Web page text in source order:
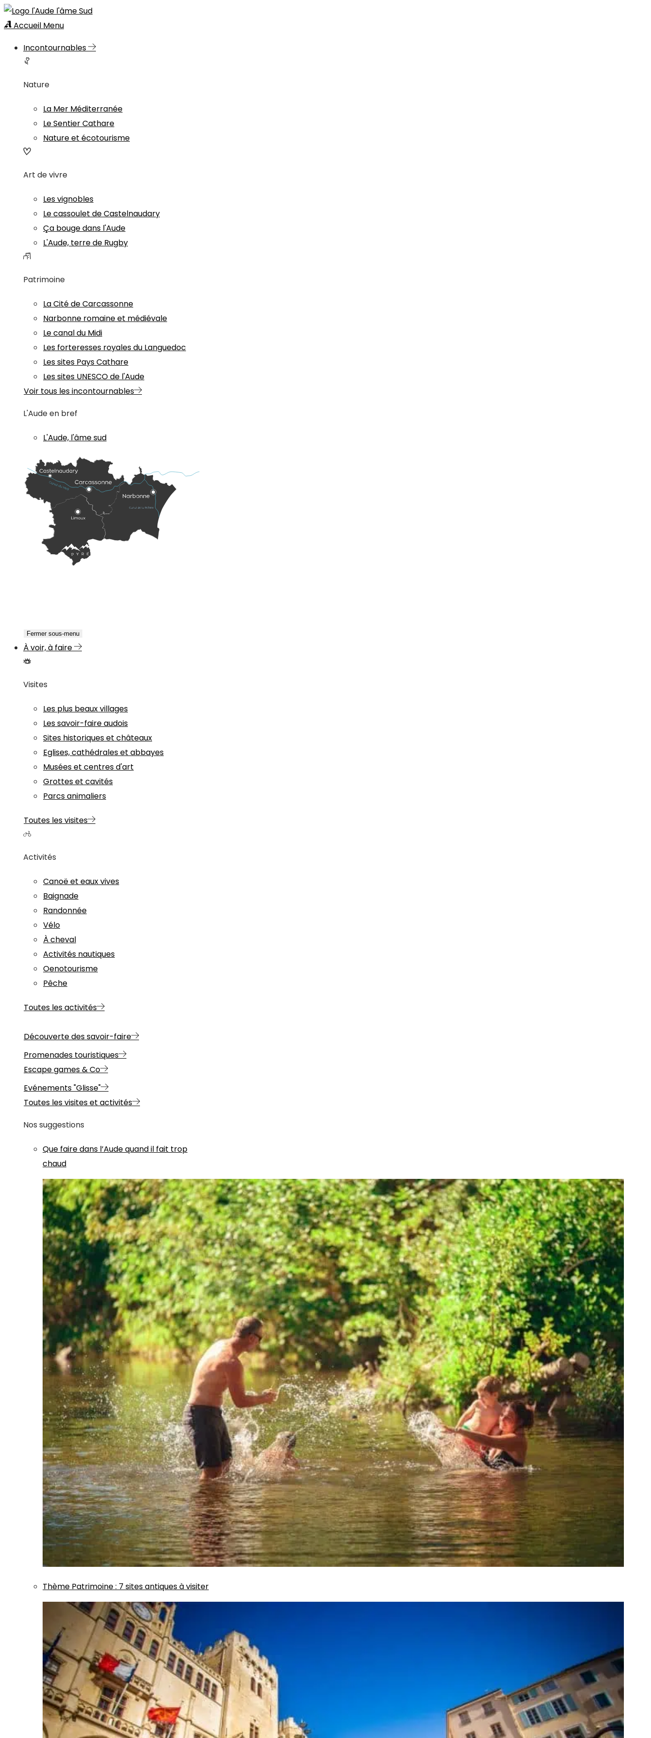
Accueil Menu
Incontournables
Nature
La Mer Méditerranée
Le Sentier Cathare
Nature et écotourisme
Art de vivre
Les vignobles
Le cassoulet de Castelnaudary
Ça bouge dans l'Aude
L'Aude, terre de Rugby
Patrimoine
La Cité de Carcassonne
Narbonne romaine et médiévale
Le canal du Midi
Les forteresses royales du Languedoc
Les sites Pays Cathare
Les sites UNESCO de l'Aude
Voir tous les incontournables
L'Aude en bref
L'Aude, l'âme sud
Fermer sous-menu
À voir, à faire
Visites
Les plus beaux villages
Les savoir-faire audois
Sites historiques et châteaux
Eglises, cathédrales et abbayes
Musées et centres d'art
Grottes et cavités
Parcs animaliers
Toutes les visites
Activités
Canoë et eaux vives
Baignade
Randonnée
Vélo
À cheval
Activités nautiques
Oenotourisme
Pêche
Toutes les activités
Découverte des savoir-faire
Promenades touristiques
Escape games & Co
Evénements "Glisse"
Toutes les visites et activités
Nos suggestions
Que faire dans l’Aude quand il fait trop
chaud
Thème Patrimoine: 7 sites antiques à visiter